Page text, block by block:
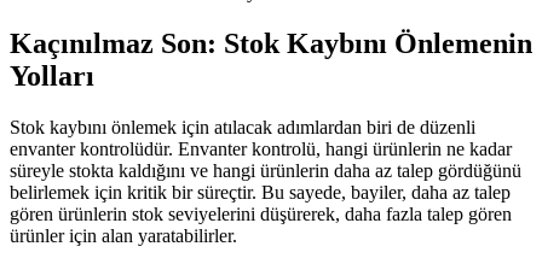
Kaçınılmaz Son: Stok Kaybını Önlemenin
Yolları
Stok kaybını önlemek için atılacak adımlardan biri de düzenli
envanter kontrolüdür. Envanter kontrolü, hangi ürünlerin ne kadar
süreyle stokta kaldığını ve hangi ürünlerin daha az talep gördüğünü
belirlemek için kritik bir süreçtir. Bu sayede, bayiler, daha az talep
gören ürünlerin stok seviyelerini düşürerek, daha fazla talep gören
ürünler için alan yaratabilirler.